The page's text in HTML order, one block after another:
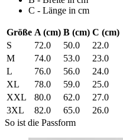
C - Länge in cm
Größe A (cm) B (cm) C (cm)
S
72.0 50.0
22.0
M
74.0 53.0
23.0
L
76.0 56.0
24.0
XL
78.0 59.0
25.0
XXL
80.0 62.0
27.0
3XL
82.0 65.0
26.0
So ist die Passform